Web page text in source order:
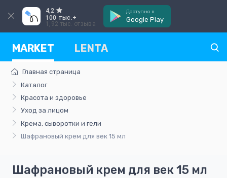
4,2
100 тыс.+
1,92 тыс. отзыва
Доступно в
Google Play
MARKET LENTA
Главная страница
Каталог
Красота и здоровье
Уход за лицом
Крема, сыворотки и гели
Шафрановый крем для век 15 мл
Шафрановый крем для век 15 мл